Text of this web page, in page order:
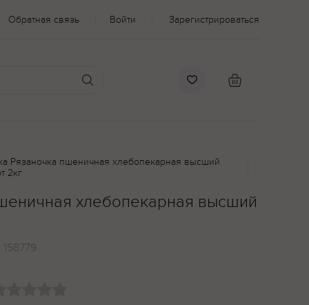
Обратная связь Войти Зарегистрироваться
Рязаночка пшеничная хлебопекарная высший
2кг
хлебопекарная высший
158779